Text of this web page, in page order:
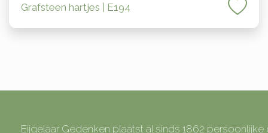
Grafsteen hartjes | E194
Eijgelaar Gedenken plaatst al sinds 1862